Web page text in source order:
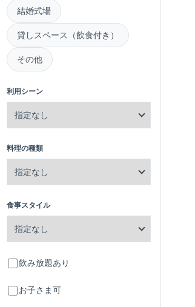
結婚式場
貸しスペース（飲食付き）
その他
利用シーン
料理の種類
食事スタイル
飲み放題あり
お子さま可